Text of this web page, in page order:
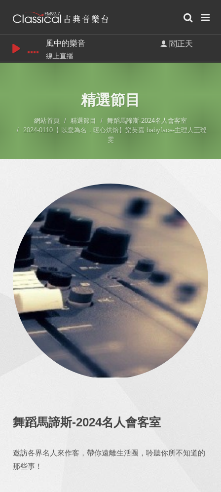
風中的樂音 閻正天
線上直播